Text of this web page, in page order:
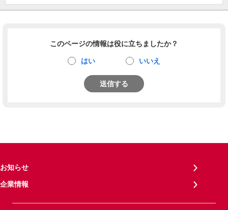
このページの情報は役に立ちましたか？
はい いいえ
送信する
お知らせ
企業情報